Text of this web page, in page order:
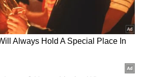
எனவே, குஜராத்
ஆர்சிபி-யின் பிளேயிங்
என்று பார்ப்போம்.
ஐ உங்கள் முதன்மைத்